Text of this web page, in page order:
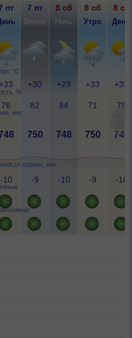
°C
%
мм
от нормы, мм
пт 7 пт 8 сб 8 сб 8 сб
Вечер Ночь Утро День
+30 +29 +33 +33
76 82 84 71 75
750 748 750 749
-10 -9 -10 -9 -10